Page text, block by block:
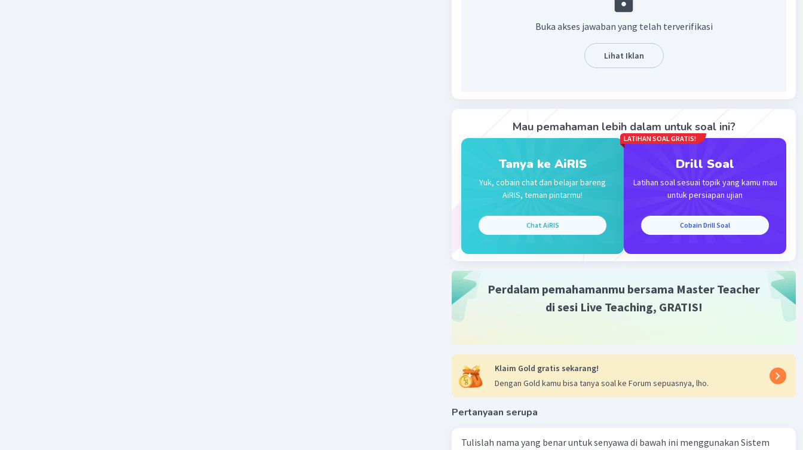
Tetapan kesetimbangan (Kc) merupakan perbandingan hasil kali
konsentrasi produk yang dipangkatkan koefisiennya terhadap hasil
kali konsentrasi reaktan yang dipangkatkan koefisiennya, dimana
fase yang dimasukkan ke dalam rumus hanya fase gas (g) dan larutan
(aq) saja. Konsentrasi yang dimasukkan ke dalam perhitungan
dengan n = mol, dan V = volume (L)
(Perhitungan terlampir)
Jadi, tetapan kesetimbangan pada temperatur tersebut adalah 5,55
x 10-3.
Buka akses jawaban yang telah terverifikasi
Lihat Iklan
Mau pemahaman lebih dalam untuk soal ini?
Tanya ke AiRIS
Yuk, cobain chat dan belajar bareng
AiRIS, teman pintarmu!
Chat AiRIS
LATIHAN SOAL GRATIS!
Drill Soal
Latihan soal sesuai topik yang kamu mau
untuk persiapan ujian
Cobain Drill Soal
Perdalam pemahamanmu bersama Master Teacher
di sesi Live Teaching, GRATIS!
Klaim Gold gratis sekarang!
Dengan Gold kamu bisa tanya soal ke Forum sepuasnya, lho.
Pertanyaan serupa
Tulislah nama yang benar untuk senyawa di bawah ini menggunakan Sistem